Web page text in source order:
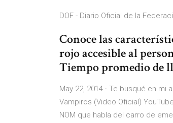
DOF - Diario Oficial de la
Conoce las
rojo accesible al
Tiempo promedio de
May 22, 2014 · Te busqué en mi
Vampiros (Video Oficial)
NOM que habla del carro de